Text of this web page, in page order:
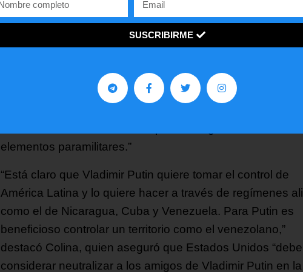
Sin embargo, Colina alertó que “si Gustavo Petro llega a
presidencia, la ecuación cambiaría notablemente.”
El activista resaltó que la tiranía venezolana es promotora
actividades ilícitas y ha permitido que Venezuela se utilice
elementos paramilitares.”
“Está claro que Vladimir Putin quiere tomar el control de
América Latina y lo quiere hacer a través de regímenes
como el de Nicaragua, Cuba y Venezuela. Para Putin es
beneficioso controlar un territorio como el venezolano,”
destacó Colina, quien aseguró que Estados Unidos “debe
considerar neutralizar a los amigos de Vladimir Putin en la
SUSCRIBIRME